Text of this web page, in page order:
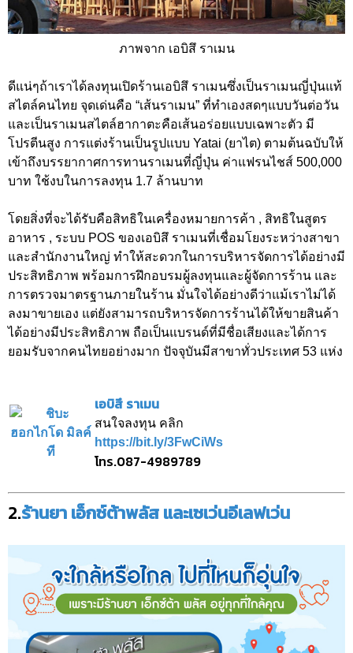
ภาพจาก เอบิสึ ราเมน
ดีแน่ๆถ้าเราได้ลงทุนเปิดร้านเอบิสึ ราเมนซึ่งเป็นราเมนญี่ปุ่นแท้
สไตล์คนไทย จุดเด่นคือ “เส้นราเมน” ที่ทำเองสดๆแบบวันต่อวัน
และเป็นราเมนสไตล์ฮากาตะคือเส้นอร่อยแบบเฉพาะตัว มี
โปรตีนสูง การแต่งร้านเป็นรูปแบบ Yatai (ยาไต) ตามต้นฉบับให้
เข้าถึงบรรยากาศการทานราเมนที่ญี่ปุ่น ค่าแฟรนไชส์ 500,000
บาท ใช้งบในการลงทุน 1.7 ล้านบาท
โดยสิ่งที่จะได้รับคือสิทธิในเครื่องหมายการค้า , สิทธิในสูตร
อาหาร , ระบบ POS ของเอบิสึ ราเมนที่เชื่อมโยงระหว่างสาขา
และสำนักงานใหญ่ ทำให้สะดวกในการบริหารจัดการได้อย่างมี
ประสิทธิภาพ พร้อมการฝึกอบรมผู้ลงทุนและผู้จัดการร้าน และ
การตรวจมาตรฐานภายในร้าน มั่นใจได้อย่างดีว่าแม้เราไม่ได้
ลงมาขายเอง แต่ยังสามารถบริหารจัดการร้านได้ให้ขายสินค้า
ได้อย่างมีประสิทธิภาพ ถือเป็นแบรนด์ที่มีชื่อเสียงและได้การ
ยอมรับจากคนไทยอย่างมาก ปัจจุบันมีสาขาทั่วประเทศ 53 แห่ง
เอบิสึ ราเมน
สนใจลงทุน คลิก
https://bit.ly/3FwCiWs
โทร.087-4989789
2.ร้านยา เอ็กซ์ต้าพลัส และเซเว่นอีเลฟเว่น